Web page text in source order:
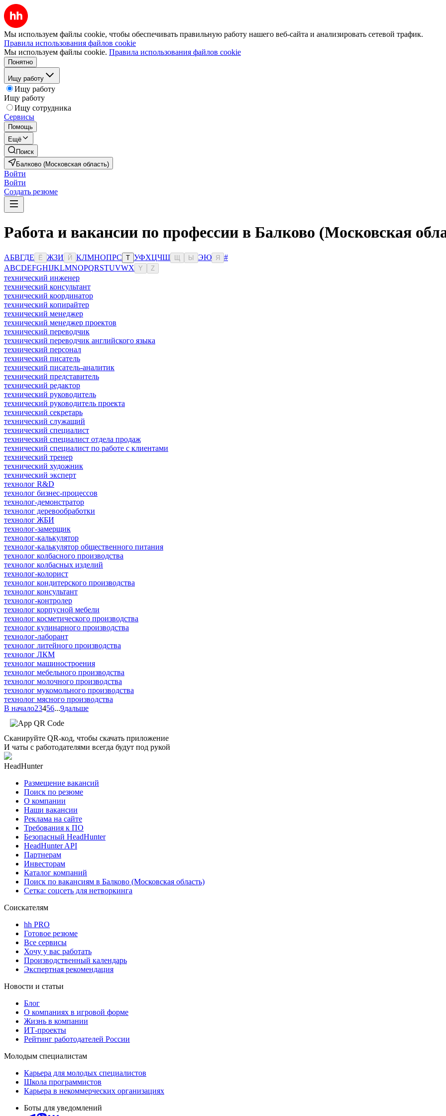
Мы используем файлы cookie, чтобы обеспечивать правильную работу нашего веб-сайта и анализировать сетевой трафик.
Правила использования файлов cookie
Мы используем файлы cookie. Правила использования файлов cookie
Понятно
Ищу работу
Ищу работу
Ищу работу
Ищу сотрудника
Сервисы
Помощь
Ещё
Поиск
Балково (Московская область)
Войти
Войти
Создать резюме
Работа и вакансии по профессии в Балково (Московская
АБВГДЕ Ё ЖЗИ Й КЛМНОПРС Т УФХЦЧШ Ы ЭЮ Я
#
ABCDEFGHIJKLMNOPQRSTUVWX Y Z
технический инженер
технический консультант
технический координатор
технический копирайтер
технический менеджер
технический менеджер проектов
технический переводчик
технический переводчик английского языка
технический персонал
технический писатель
технический писатель-аналитик
технический представитель
технический редактор
технический руководитель
технический руководитель проекта
технический секретарь
технический служащий
технический специалист
технический специалист отдела продаж
технический специалист по работе с клиентами
технический тренер
технический художник
технический эксперт
технолог R&D
технолог бизнес-процессов
технолог-демонстратор
технолог деревообработки
технолог ЖБИ
технолог-замерщик
технолог-калькулятор
технолог-калькулятор общественного питания
технолог колбасного производства
технолог колбасных изделий
технолог-колорист
технолог кондитерского производства
технолог консультант
технолог-контролер
технолог корпусной мебели
технолог косметического производства
технолог кулинарного производства
технолог-лаборант
технолог литейного производства
технолог ЛКМ
технолог машиностроения
технолог мебельного производства
технолог молочного производства
технолог мукомольного производства
технолог мясного производства
В начало23456...9дальше
Сканируйте QR-код, чтобы скачать приложение
И чаты с работодателями всегда будут под рукой
HeadHunter
Размещение вакансий
Поиск по резюме
О компании
Наши вакансии
Реклама на сайте
Требования к ПО
Безопасный HeadHunter
HeadHunter API
Партнерам
Инвесторам
Каталог компаний
Поиск по вакансиям в Балково (Московская область)
Сетка: соцсеть для нетворкинга
Соискателям
hh PRO
Готовое резюме
Все сервисы
Хочу у вас работать
Производственный календарь
Экспертная рекомендация
Новости и статьи
Блог
О компаниях в игровой форме
Жизнь в компании
ИТ-проекты
Рейтинг работодателей России
Молодым специалистам
Карьера для молодых специалистов
Школа программистов
Карьера в некоммерческих организациях
Боты для уведомлений